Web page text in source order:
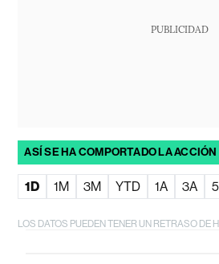
PUBLICIDAD
ASÍ SE HA COMPORTADO LA
1D 1M 3M YTD 1A 3A
LOS DATOS PUEDEN TENER UN RETRASO DE